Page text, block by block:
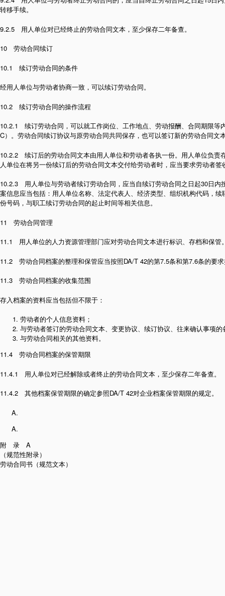
转移手续。
9.2.5 用人单位对已经终止的劳动合同文本，至少保存二年备查。
10 劳动合同续订
10.1 续订劳动合同的条件
经用人单位与劳动者协商一致，可以续订劳动合同。
10.2 续订劳动合同的操作流程
10.2.1 续订劳动合同，可以就工作岗位、工作地点、劳动报酬、合同期限等
C）。劳动合同续订协议与原劳动合同共同保存，也可以签订新的劳动合同文
10.2.2 续订后的劳动合同文本由用人单位和劳动者各执一份。用人单位负责
人单位在将另一份续订后的劳动合同文本交付给劳动者时，应当要求劳动者
10.2.3 用人单位与劳动者续订劳动合同，应当自续订劳动合同之日起30日内
案信息应当包括：用人单位名称、法定代表人、经济类型、组织机构代码，
份号码，与职工续订劳动合同的起止时间等相关信息。
11 劳动合同管理
11.1 用人单位的人力资源管理部门应对劳动合同文本进行标识、存档和保管
11.2 劳动合同档案的整理和保管应当按照DA/T 42的第7.5条和第7.6条的要
11.3 劳动合同档案的收集范围
存入档案的资料应当包括但不限于：
劳动者的个人信息资料；
与劳动者签订的劳动合同文本、变更协议、续订协议、往来确认事项的
与劳动合同相关的其他资料。
11.4 劳动合同档案的保管期限
11.4.1 用人单位对已经解除或者终止的劳动合同文本，至少保存二年备查。
11.4.2 其他档案保管期限的确定参照DA/T 42对企业档案保管期限的规定。
附 录 A
（规范性附录）
劳动合同书（规范文本）